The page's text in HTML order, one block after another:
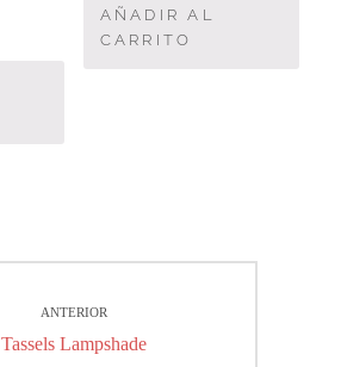
AÑADIR AL
CARRITO
ANTERIOR
Entrada
Tassels Lampshade